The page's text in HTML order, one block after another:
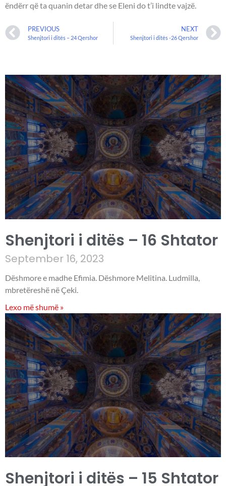
ëndërr që ta quanin detar dhe se Eleni do t’i lindte vajzë.
PREVIOUS
Shenjtori i ditës – 24 Qershor
NEXT
Shenjtori i ditës -26 Qershor
Shenjtori i ditës – 16 Shtator
September 16, 2023
Dëshmore e madhe Efimia. Dëshmore Melitina. Ludmilla,
mbretëreshë në Çeki.
Lexo më shumë »
Shenjtori i ditës – 15 Shtator